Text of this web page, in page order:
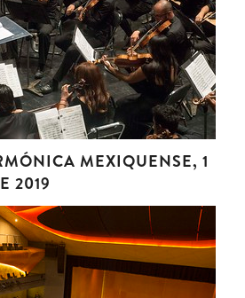
MEXIQUENSE, 1
2019